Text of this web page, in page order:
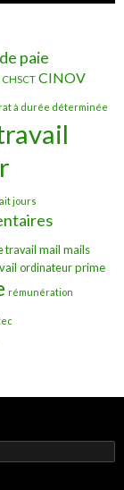
paie
CHSCT CINOV
à durée déterminée
jours
travail mail mails
ordinateur prime
rémunération